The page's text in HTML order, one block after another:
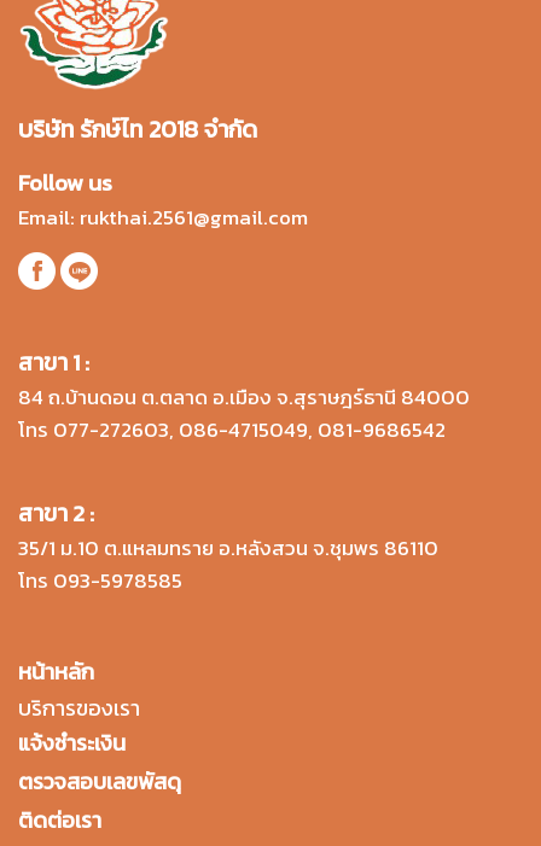
บริษัท รักษ์ไท 2018 จำกัด
Follow us
Email: rukthai.2561@gmail.com
สาขา 1 :
84 ถ.บ้านดอน ต.ตลาด อ.เมือง จ.สุราษฎร์ธานี 84000
โทร 077-272603, 086-4715049, 081-9686542
สาขา 2 :
35/1 ม.10 ต.แหลมทราย อ.หลังสวน จ.ชุมพร 86110
โทร 093-5978585
หน้าหลัก
บริการของเรา
แจ้งชำระเงิน
ตรวจสอบเลขพัสดุ
ติดต่อเรา